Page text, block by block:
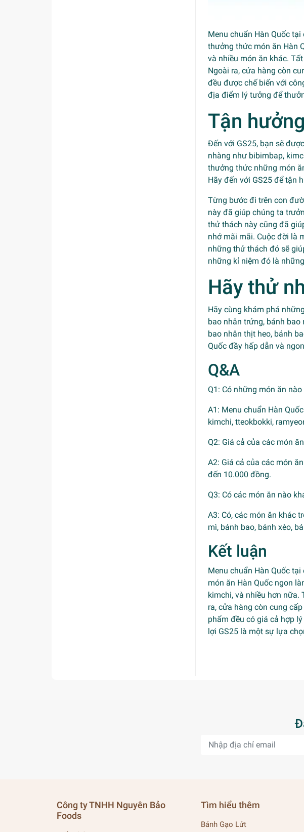
Menu chuẩn Hàn Quốc
thưởng thức món ăn Hàn
và nhiều món ăn khác.
Ngoài ra, cửa hàng còn
đều được chế biến với
địa điểm lý tưởng để
Tận
Đến với GS25, bạn sẽ
nhàng như bibimbap,
thưởng thức những món
Hãy đến với GS25 để tận
Từng bước đi trên con
này đã giúp chúng ta
thử thách này cũng đã
nhớ mãi mãi. Cuộc đời là
những thử thách đó sẽ
những kỉ niệm đó là
Hãy thử
Hãy cùng khám phá
bao nhân trứng, bánh
bao nhân thịt heo, bánh
Quốc đầy hấp dẫn và
Q&A
Q1: Có những món ăn
A1: Menu chuẩn Hàn
kimchi, tteokbokki,
Q2: Giá cả của các món
A2: Giá cả của các món
đến 10.000 đồng.
Q3: Có các món ăn nào
A3: Có, các món ăn khác
mì, bánh bao, bánh xèo,
Kết luận
Menu chuẩn Hàn Quốc
món ăn Hàn Quốc ngon
kimchi, và nhiều hơn nữa.
ra, cửa hàng còn cung
phẩm đều có giá cả hợp
lợi GS25 là một sự lựa
Công ty TNHH Nguyên Bảo
Foods
Tìm hiểu thêm
Bánh Gạo Lứt